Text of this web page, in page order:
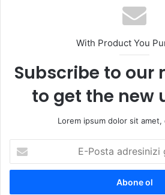
With Product You
Subscribe to our
to get the new
Lorem ipsum dolor sit
Posta
adresinizi